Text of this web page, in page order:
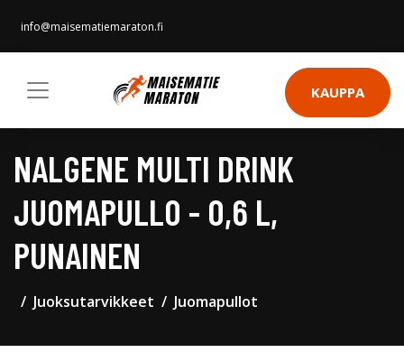
info@maisematiemaraton.fi
KAUPPA
NALGENE MULTI DRINK
JUOMAPULLO - 0,6 L,
PUNAINEN
Juoksutarvikkeet Juomapullot